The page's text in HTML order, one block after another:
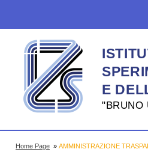
E
"BRUNO
Home Page » AMMINISTRAZIONE